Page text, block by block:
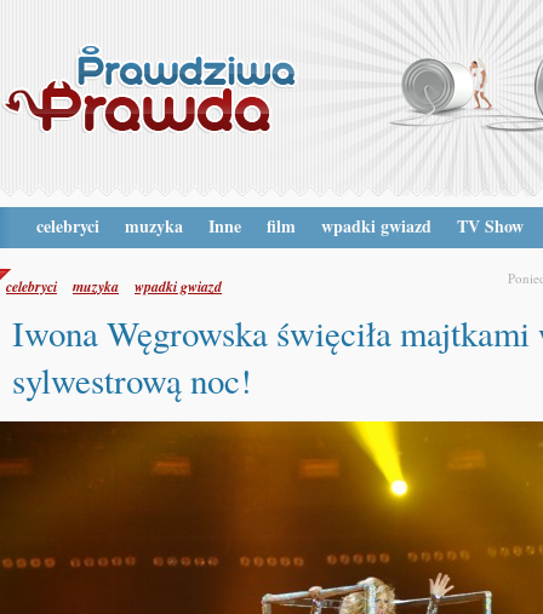
celebryci muzyka Inne film wpadki gwiazd TV Show
celebryci muzyka wpadki gwiazd
Iwona Węgrowska święciła majtkami
sylwestrową noc!